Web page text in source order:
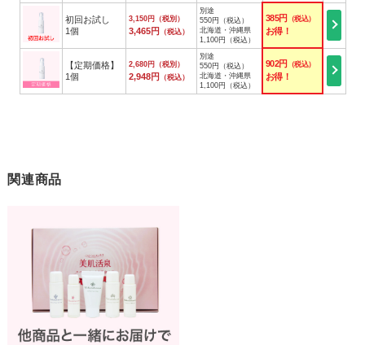
初回お試し
1個
3,150円（税別）
3,465円 （税込）
別途
550円（税込）
北海道・沖縄県
1,100円（税込）
385円 （税込）
お得！
【定期価格】
1個
2,680円（税別）
2,948円 （税込）
別途
550円（税込）
北海道・沖縄県
1,100円（税込）
902円 （税込）
お得！
関連商品